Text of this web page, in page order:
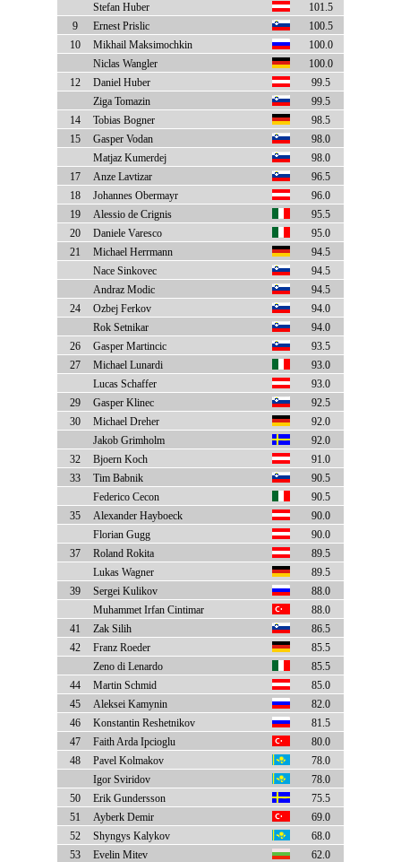
Stefan Huber
101.5
9
Ernest Prislic
100.5
10
Mikhail Maksimochkin
100.0
Niclas Wangler
100.0
12
Daniel Huber
99.5
Ziga Tomazin
99.5
14
Tobias Bogner
98.5
15
Gasper Vodan
98.0
Matjaz Kumerdej
98.0
17
Anze Lavtizar
96.5
18
Johannes Obermayr
96.0
19
Alessio de Crignis
95.5
20
Daniele Varesco
95.0
21
Michael Herrmann
94.5
Nace Sinkovec
94.5
Andraz Modic
94.5
24
Ozbej Ferkov
94.0
Rok Setnikar
94.0
26
Gasper Martincic
93.5
27
Michael Lunardi
93.0
Lucas Schaffer
93.0
29
Gasper Klinec
92.5
30
Michael Dreher
92.0
Jakob Grimholm
92.0
32
Bjoern Koch
91.0
33
Tim Babnik
90.5
Federico Cecon
90.5
35
Alexander Hayboeck
90.0
Florian Gugg
90.0
37
Roland Rokita
89.5
Lukas Wagner
89.5
39
Sergei Kulikov
88.0
Muhammet Irfan Cintimar
88.0
41
Zak Silih
86.5
42
Franz Roeder
85.5
Zeno di Lenardo
85.5
44
Martin Schmid
85.0
45
Aleksei Kamynin
82.0
46
Konstantin Reshetnikov
81.5
47
Faith Arda Ipcioglu
80.0
48
Pavel Kolmakov
78.0
Igor Sviridov
78.0
50
Erik Gundersson
75.5
51
Ayberk Demir
69.0
52
Shyngys Kalykov
68.0
53
Evelin Mitev
62.0